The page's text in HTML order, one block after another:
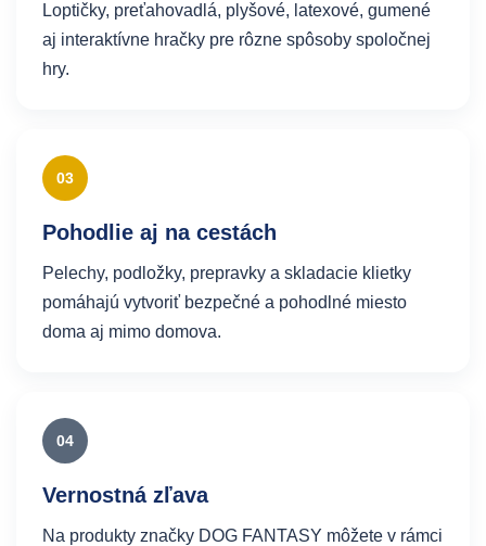
Loptičky, preťahovadlá, plyšové, latexové, gumené
aj interaktívne hračky pre rôzne spôsoby spoločnej
hry.
03
Pohodlie aj na cestách
Pelechy, podložky, prepravky a skladacie klietky
pomáhajú vytvoriť bezpečné a pohodlné miesto
doma aj mimo domova.
04
Vernostná zľava
Na produkty značky DOG FANTASY môžete v rámci